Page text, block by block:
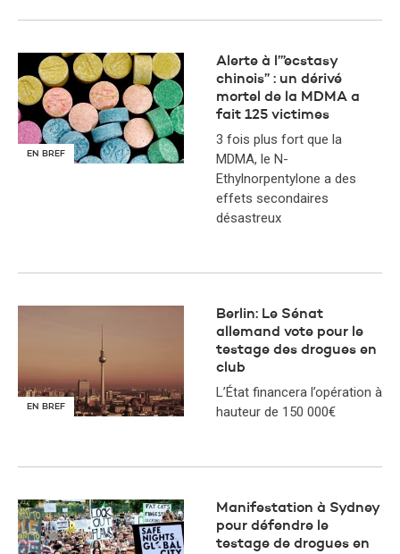
EN BREF
Alerte à l’”ecstasy
chinois” : un dérivé
mortel de la MDMA a
fait 125 victimes
3 fois plus fort que la
MDMA, le N-
Ethylnorpentylone a des
effets secondaires
désastreux
EN BREF
Berlin: Le Sénat
allemand vote pour le
testage des drogues en
club
L’État financera l’opération à
hauteur de 150 000€
Manifestation à Sydney
pour défendre le
testage de drogues en